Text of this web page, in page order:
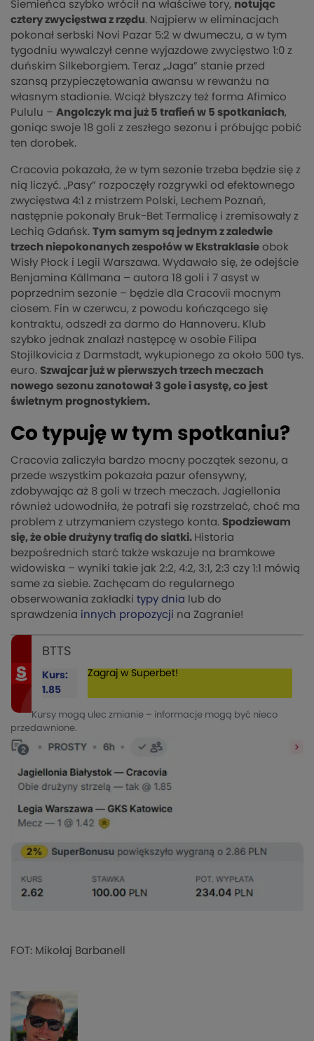
Siemieńca szybko wrócił na właściwe tory, notując
cztery zwycięstwa z rzędu. Najpierw w eliminacjach
pokonał serbski Novi Pazar 5:2 w dwumeczu, a w tym
tygodniu wywalczył cenne wyjazdowe zwycięstwo 1:0 z
duńskim Silkeborgiem. Teraz „Jaga” stanie przed
szansą przypieczętowania awansu w rewanżu na
własnym stadionie. Wciąż błyszczy też forma Afimico
Pululu – Angolczyk ma już 5 trafień w 5 spotkaniach,
goniąc swoje 18 goli z zeszłego sezonu i próbując pobić
ten dorobek.
Cracovia pokazała, że w tym sezonie trzeba będzie się z
nią liczyć. „Pasy” rozpoczęły rozgrywki od efektownego
zwycięstwa 4:1 z mistrzem Polski, Lechem Poznań,
następnie pokonały Bruk-Bet Termalicę i zremisowały z
Lechią Gdańsk. Tym samym są jednym z zaledwie
trzech niepokonanych zespołów w Ekstraklasie obok
Wisły Płock i Legii Warszawa. Wydawało się, że odejście
Benjamina Källmana – autora 18 goli i 7 asyst w
poprzednim sezonie – będzie dla Cracovii mocnym
ciosem. Fin w czerwcu, z powodu kończącego się
kontraktu, odszedł za darmo do Hannoveru. Klub
szybko jednak znalazł następcę w osobie Filipa
Stojilkovicia z Darmstadt, wykupionego za około 500 tys.
euro. Szwajcar już w pierwszych trzech meczach
nowego sezonu zanotował 3 gole i asystę, co jest
świetnym prognostykiem.
Co typuję w tym spotkaniu?
Cracovia zaliczyła bardzo mocny początek sezonu, a
przede wszystkim pokazała pazur ofensywny,
zdobywając aż 8 goli w trzech meczach. Jagiellonia
również udowodniła, że potrafi się rozstrzelać, choć ma
problem z utrzymaniem czystego konta. Spodziewam
się, że obie drużyny trafią do siatki. Historia
bezpośrednich starć także wskazuje na bramkowe
widowiska – wyniki takie jak 2:2, 4:2, 3:1, 2:3 czy 1:1 mówią
same za siebie. Zachęcam do regularnego
obserwowania zakładki typy dnia lub do
sprawdzenia innych propozycji na Zagranie!
BTTS
Kurs:
1.85
Zagraj w Superbet!
Kursy mogą ulec zmianie – informacje mogą być nieco
przedawnione.
FOT: Mikołaj Barbanell